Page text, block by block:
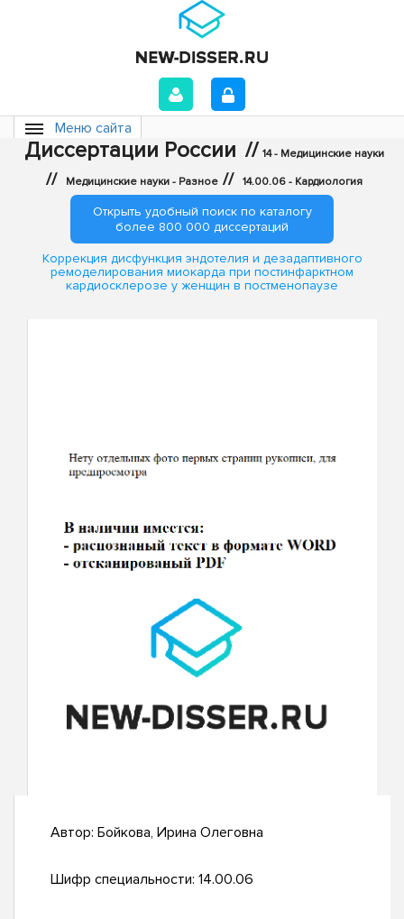
Меню сайта
Диссертации России // 14 - Медицинские науки
// Медицинские науки - Разное // 14.00.06 - Кардиология
Открыть удобный поиск по каталогу
более 800 000 диссертаций
Коррекция дисфункция эндотелия и дезадаптивного
ремоделирования миокарда при постинфарктном
кардиосклерозе у женщин в постменопаузе
Автор: Бойкова, Ирина Олеговна
Шифр специальности: 14.00.06